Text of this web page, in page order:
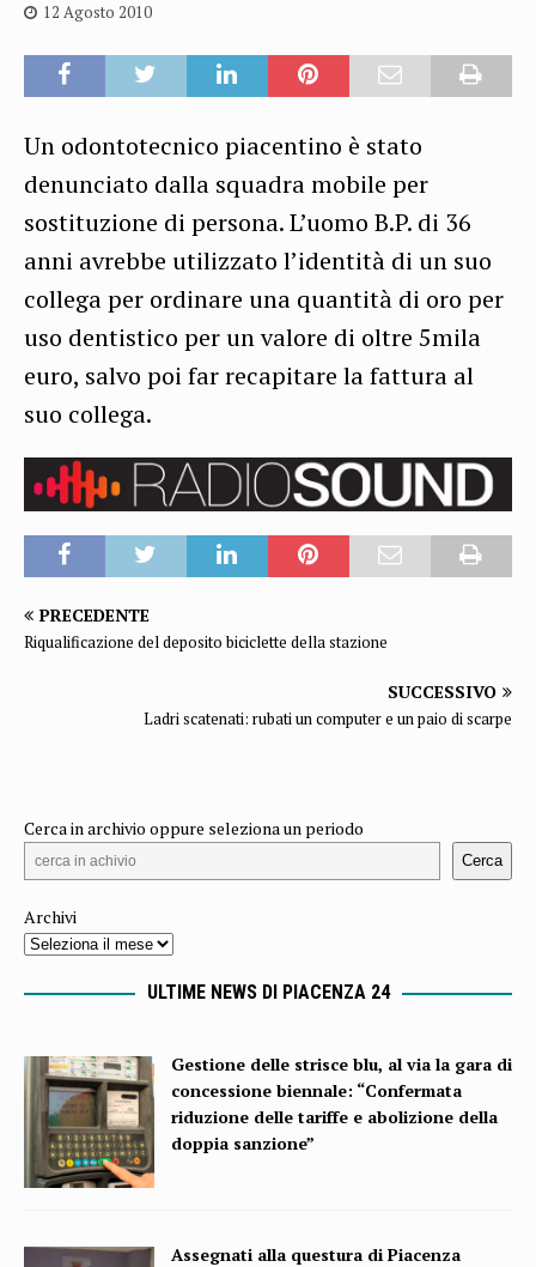
12 Agosto 2010
Un odontotecnico piacentino è stato
denunciato dalla squadra mobile per
sostituzione di persona. L’uomo B.P. di 36
anni avrebbe utilizzato l’identità di un suo
collega per ordinare una quantità di oro per
uso dentistico per un valore di oltre 5mila
euro, salvo poi far recapitare la fattura al
suo collega.
PRECEDENTE
Riqualificazione del deposito biciclette della stazione
SUCCESSIVO
Ladri scatenati: rubati un computer e un paio di scarpe
Cerca in archivio oppure seleziona un periodo
Cerca
Archivi
ULTIME NEWS DI PIACENZA 24
Gestione delle strisce blu, al via la gara di
concessione biennale: “Confermata
riduzione delle tariffe e abolizione della
doppia sanzione”
Assegnati alla questura di Piacenza